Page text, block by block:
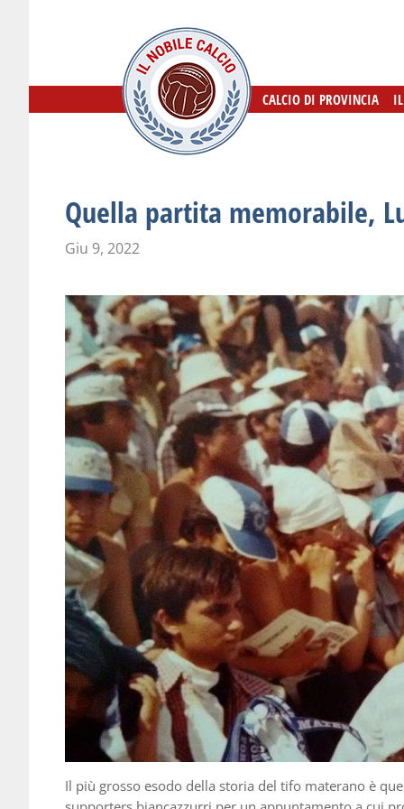
CALCIO DI PROVINCIA
CALCIO DI PROVINCIA
Quella partita memorabile,
Giu 9, 2022
Il più grosso esodo della storia del tifo materano è